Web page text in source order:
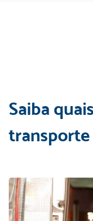
Saiba